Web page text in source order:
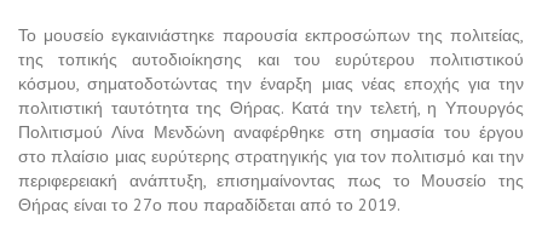
Το μουσείο εγκαινιάστηκε παρουσία εκπροσώπων της πολιτείας,
της τοπικής αυτοδιοίκησης και του ευρύτερου πολιτιστικού
κόσμου, σηματοδοτώντας την έναρξη μιας νέας εποχής για την
πολιτιστική ταυτότητα της Θήρας. Κατά την τελετή, η Υπουργός
Πολιτισμού Λίνα Μενδώνη αναφέρθηκε στη σημασία του έργου
στο πλαίσιο μιας ευρύτερης στρατηγικής για τον πολιτισμό και την
περιφερειακή ανάπτυξη, επισημαίνοντας πως το Μουσείο της
Θήρας είναι το 27ο που παραδίδεται από το 2019.